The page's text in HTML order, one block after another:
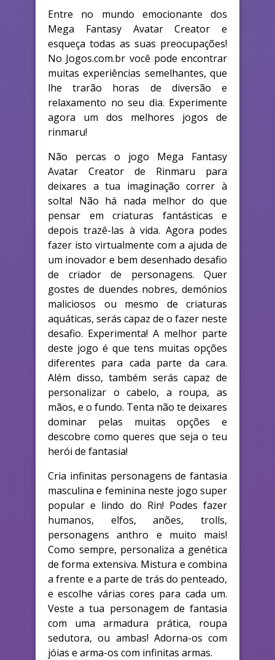
Entre no mundo emocionante dos
Mega Fantasy Avatar Creator e
esqueça todas as suas preocupações!
No Jogos.com.br você pode encontrar
muitas experiências semelhantes, que
lhe trarão horas de diversão e
relaxamento no seu dia. Experimente
agora um dos melhores jogos de
rinmaru!
Não percas o jogo Mega Fantasy
Avatar Creator de Rinmaru para
deixares a tua imaginação correr à
solta! Não há nada melhor do que
pensar em criaturas fantásticas e
depois trazê-las à vida. Agora podes
fazer isto virtualmente com a ajuda de
um inovador e bem desenhado desafio
de criador de personagens. Quer
gostes de duendes nobres, demónios
maliciosos ou mesmo de criaturas
aquáticas, serás capaz de o fazer neste
desafio. Experimenta! A melhor parte
deste jogo é que tens muitas opções
diferentes para cada parte da cara.
Além disso, também serás capaz de
personalizar o cabelo, a roupa, as
mãos, e o fundo. Tenta não te deixares
dominar pelas muitas opções e
descobre como queres que seja o teu
herói de fantasia!
Cria infinitas personagens de fantasia
masculina e feminina neste jogo super
popular e lindo do Rin! Podes fazer
humanos, elfos, anões, trolls,
personagens anthro e muito mais!
Como sempre, personaliza a genética
de forma extensiva. Mistura e combina
a frente e a parte de trás do penteado,
e escolhe várias cores para cada um.
Veste a tua personagem de fantasia
com uma armadura prática, roupa
sedutora, ou ambas! Adorna-os com
jóias e arma-os com infinitas armas.